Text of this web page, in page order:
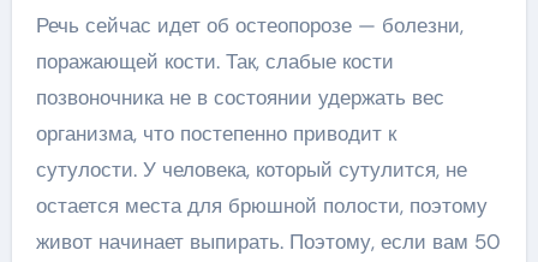
Речь сейчас идет об остеопорозе — болезни,
поражающей кости. Так, слабые кости
позвоночника не в состоянии удержать вес
организма, что постепенно приводит к
сутулости. У человека, который сутулится, не
остается места для брюшной полости, поэтому
живот начинает выпирать. Поэтому, если вам 50